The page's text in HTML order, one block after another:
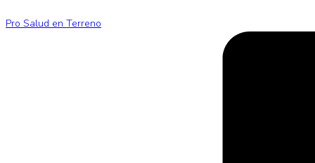
Pro Salud en Terreno